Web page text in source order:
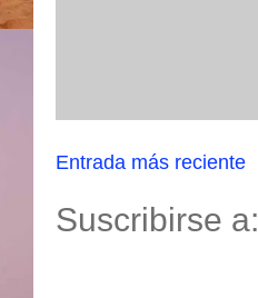
Entrada más reciente
Suscribirse a: